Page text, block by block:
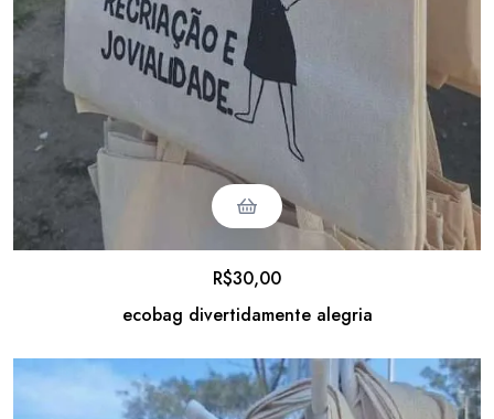
ecobag divertidamente alegria
R$30,00